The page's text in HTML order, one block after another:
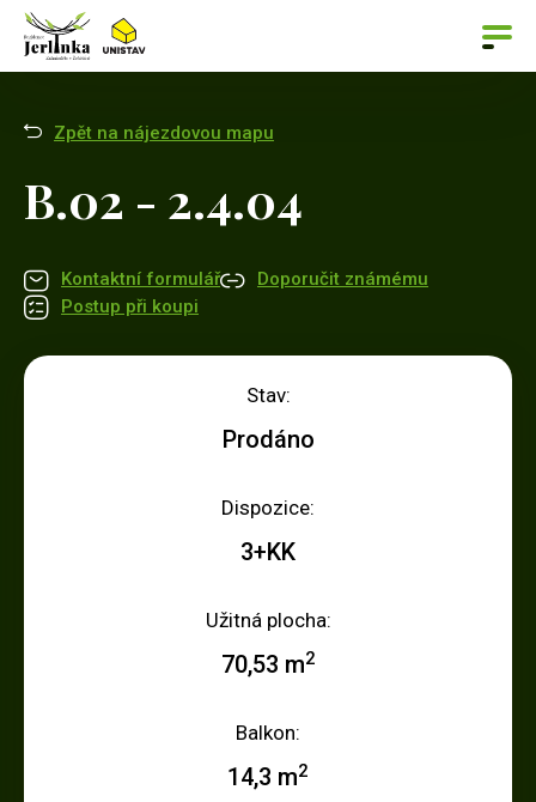
Zpět na nájezdovou mapu
B.02 - 2.4.04
Kontaktní formulář
Doporučit známému
Postup při koupi
Stav:
Prodáno
Dispozice:
3+KK
Užitná plocha:
70,53 m2
Balkon:
14,3 m2